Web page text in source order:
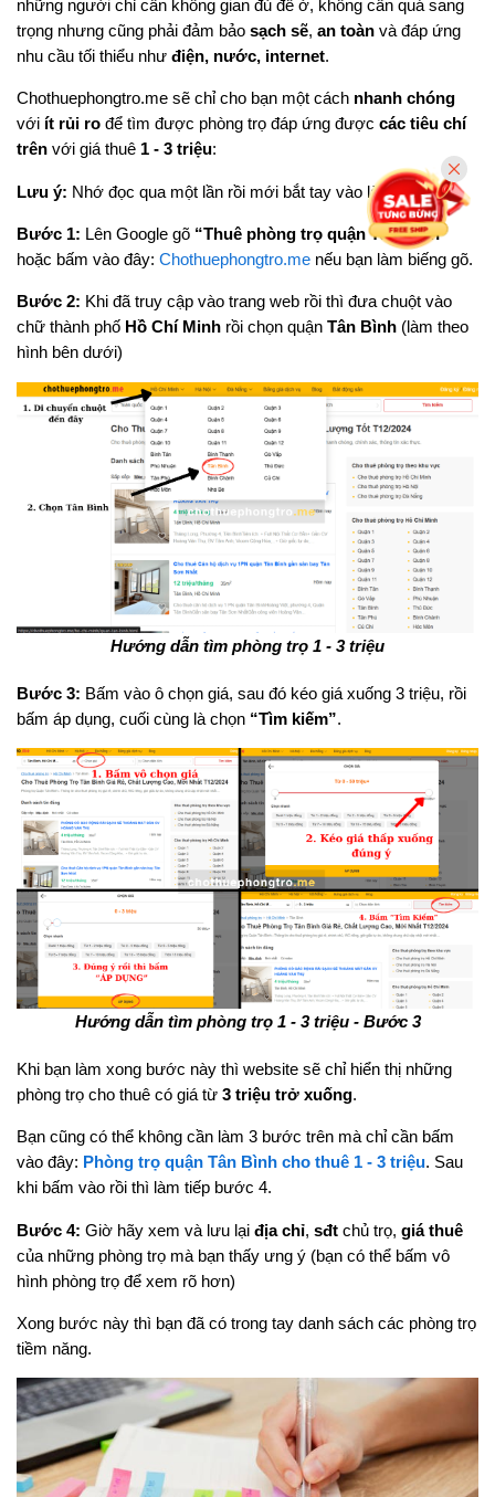
những người chỉ cần không gian đủ để ở, không cần quá sang
trọng nhưng cũng phải đảm bảo sạch sẽ, an toàn và đáp ứng
nhu cầu tối thiểu như điện, nước, internet.
Chothuephongtro.me sẽ chỉ cho bạn một cách nhanh chóng
với ít rủi ro để tìm được phòng trọ đáp ứng được các tiêu chí
trên với giá thuê 1 - 3 triệu:
Lưu ý: Nhớ đọc qua một lần rồi mới bắt tay vào làm nha!
Bước 1: Lên Google gõ “Thuê phòng trọ quận Tân Bình”
hoặc bấm vào đây: Chothuephongtro.me nếu bạn làm biếng gõ.
Bước 2: Khi đã truy cập vào trang web rồi thì đưa chuột vào
chữ thành phố Hồ Chí Minh rồi chọn quận Tân Bình (làm theo
hình bên dưới)
Hướng dẫn tìm phòng trọ 1 - 3 triệu
Bước 3: Bấm vào ô chọn giá, sau đó kéo giá xuống 3 triệu, rồi
bấm áp dụng, cuối cùng là chọn “Tìm kiếm”.
Hướng dẫn tìm phòng trọ 1 - 3 triệu - Bước 3
Khi bạn làm xong bước này thì website sẽ chỉ hiển thị những
phòng trọ cho thuê có giá từ 3 triệu trở xuống.
Bạn cũng có thể không cần làm 3 bước trên mà chỉ cần bấm
vào đây: Phòng trọ quận Tân Bình cho thuê 1 - 3 triệu. Sau
khi bấm vào rồi thì làm tiếp bước 4.
Bước 4: Giờ hãy xem và lưu lại địa chỉ, sđt chủ trọ, giá thuê
của những phòng trọ mà bạn thấy ưng ý (bạn có thể bấm vô
hình phòng trọ để xem rõ hơn)
Xong bước này thì bạn đã có trong tay danh sách các phòng trọ
tiềm năng.